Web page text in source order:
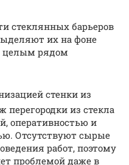
стеклянных барьеров
их на фоне
целым рядом
стенки из
перегородки из стекла
оперативностью и
Отсутствуют сырые
работ, поэтому
проблемой даже в